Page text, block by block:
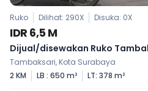
Ruko Dilihat: 290X Disuka: 0X
IDR 6,5 M
Dijual/disewakan Ruko
Tambaksari, Kota Surabaya
2 KM
LB : 650 m² LT: 378 m²